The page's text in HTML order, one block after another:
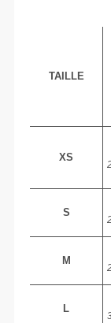
TAILLE
XS
S
M
L